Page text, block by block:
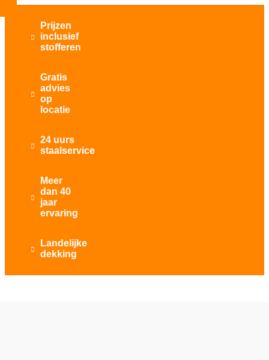

Prijzen
inclusief
stofferen

Gratis
advies
op
locatie

24 uurs
staalservice

Meer
dan 40
jaar
ervaring

Landelijke
dekking